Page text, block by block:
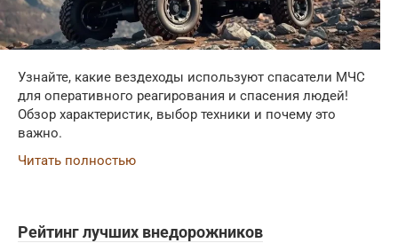
Узнайте, какие вездеходы используют спасатели МЧС
для оперативного реагирования и спасения людей!
Обзор характеристик, выбор техники и почему это
важно.
Читать полностью
Рейтинг лучших внедорожников